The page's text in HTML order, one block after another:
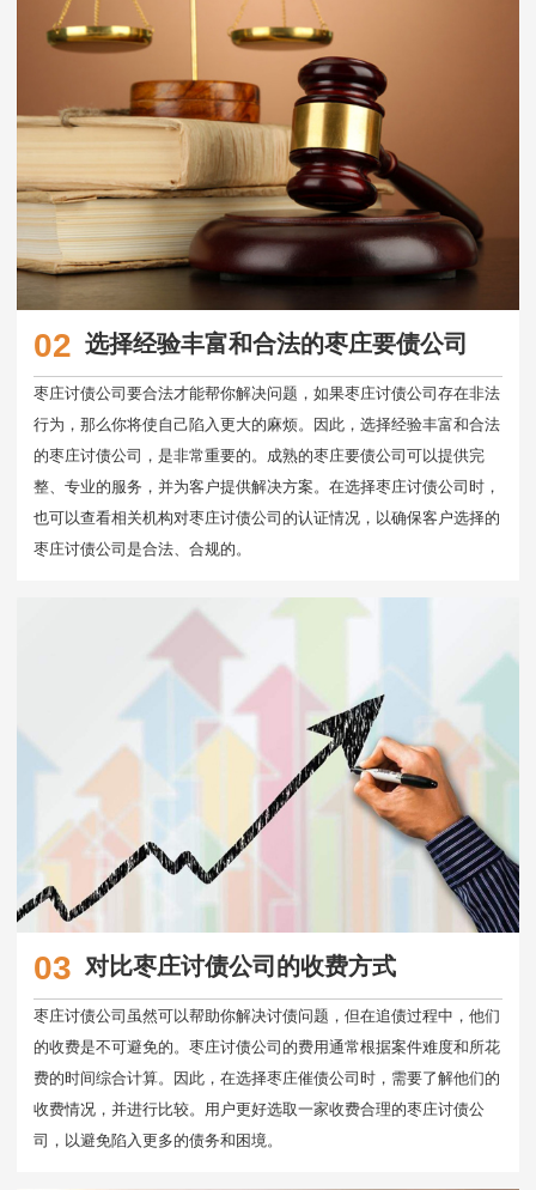
02 选择经验丰富和合法的枣庄要债公司
枣庄讨债公司要合法才能帮你解决问题，如果枣庄讨债公司存在非法
行为，那么你将使自己陷入更大的麻烦。因此，选择经验丰富和合法
的枣庄讨债公司，是非常重要的。成熟的枣庄要债公司可以提供完
整、专业的服务，并为客户提供解决方案。在选择枣庄讨债公司时，
也可以查看相关机构对枣庄讨债公司的认证情况，以确保客户选择的
枣庄讨债公司是合法、合规的。
03 对比枣庄讨债公司的收费方式
枣庄讨债公司虽然可以帮助你解决讨债问题，但在追债过程中，他们
的收费是不可避免的。枣庄讨债公司的费用通常根据案件难度和所花
费的时间综合计算。因此，在选择枣庄催债公司时，需要了解他们的
收费情况，并进行比较。用户更好选取一家收费合理的枣庄讨债公
司，以避免陷入更多的债务和困境。